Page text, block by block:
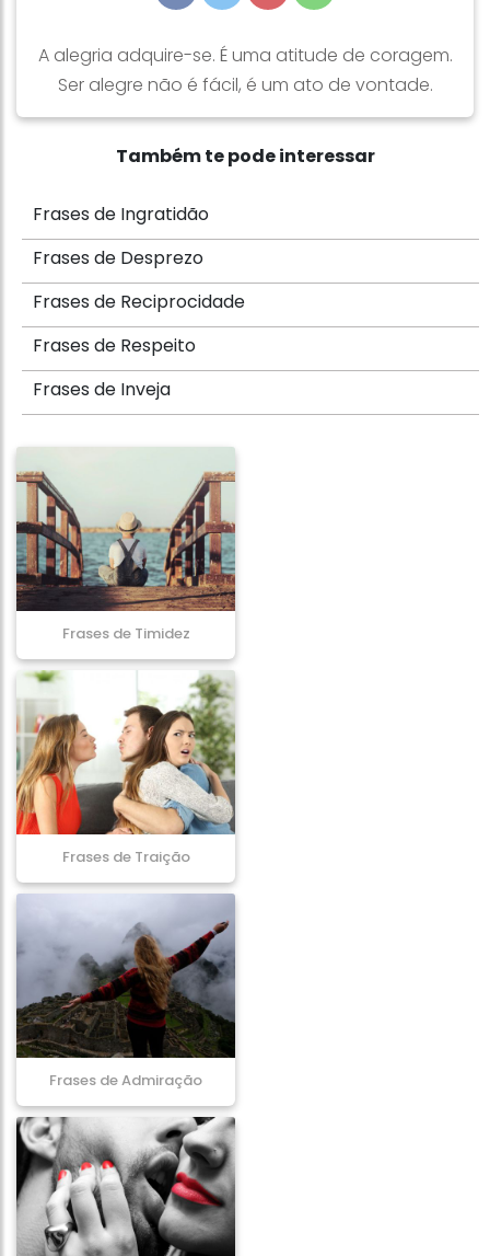
A alegria adquire-se. É uma atitude de coragem.
Ser alegre não é fácil, é um ato de vontade.
Também te pode interessar
Frases de Ingratidão
Frases de Desprezo
Frases de Reciprocidade
Frases de Respeito
Frases de Inveja
Frases de Timidez
Frases de Traição
Frases de Admiração